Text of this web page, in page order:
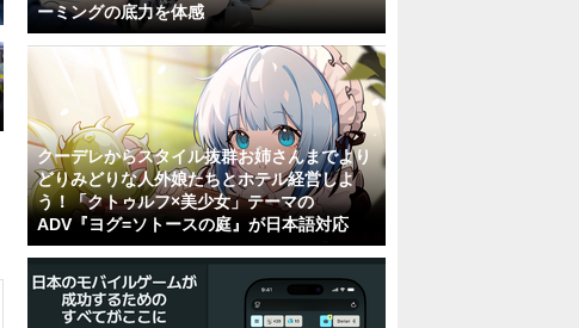
ーミングの底力を体感
クーデレからスタイル抜群お姉さんまでより
どりみどりな人外娘たちとホテル経営しよ
う！「クトゥルフ×美少女」テーマの
ADV『ヨグ=ソトースの庭』が日本語対応